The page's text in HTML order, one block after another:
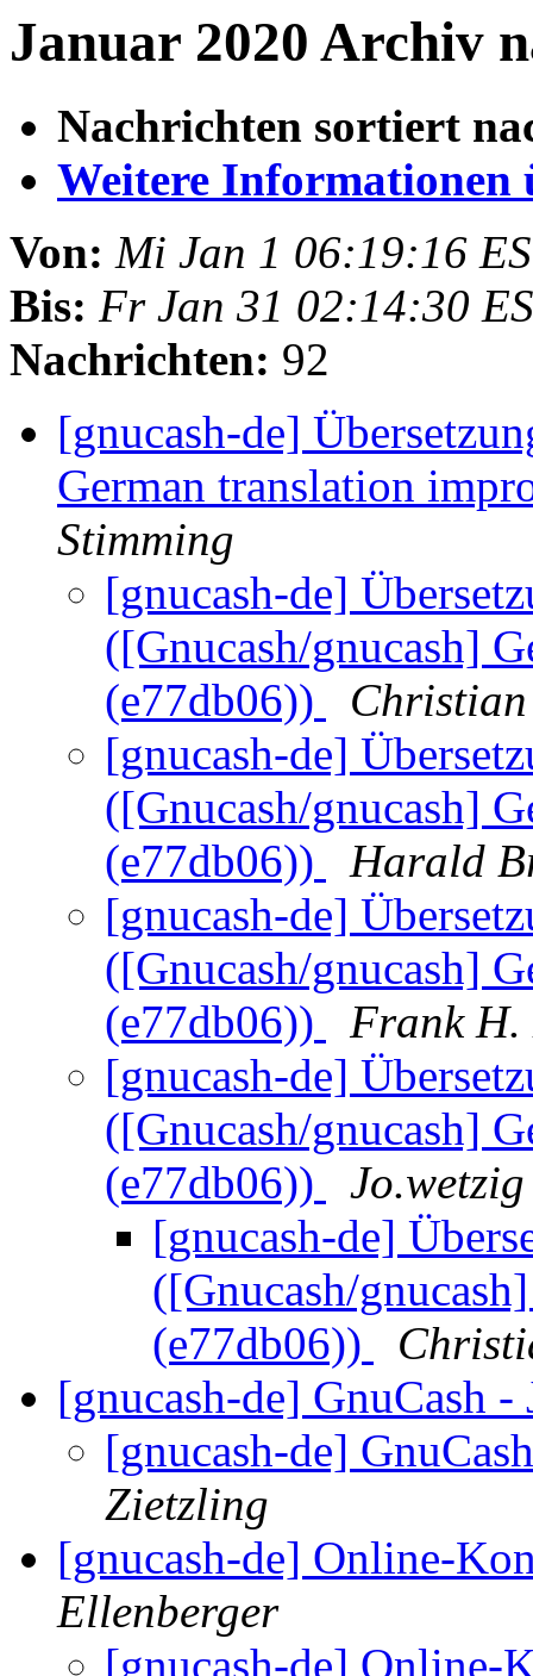
Januar 2020 Archiv
Nachrichten sortiert
Weitere Informationen
Von: Mi Jan 1 06:19:16
Bis: Fr Jan 31 02:14:30
Nachrichten: 92
[gnucash-de]
German translation
Stimming
[gnucash-de]
([Gnucash/gnucash]
(e77db06))
[gnucash-de]
([Gnucash/gnucash]
(e77db06))
Harald
[gnucash-de]
([Gnucash/gnucash]
(e77db06))
Frank H.
[gnucash-de]
([Gnucash/gnucash]
(e77db06))
[gnucash-de]
([Gnucash/
(e77db06))
[gnucash-de] GnuCash -
[gnucash-de]
Zietzling
[gnucash-de] Online-
Ellenberger
[gnucash-de] Online-